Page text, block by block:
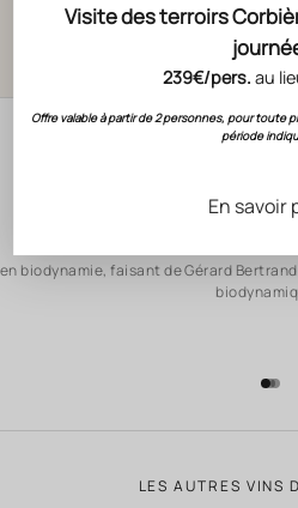
Visite des terroirs
239€/pers. au
Offre valable à partir de 2 personnes, pour toute
période
En savoir
en biodynamie, faisant de Gérard
LES AUTRES VINS